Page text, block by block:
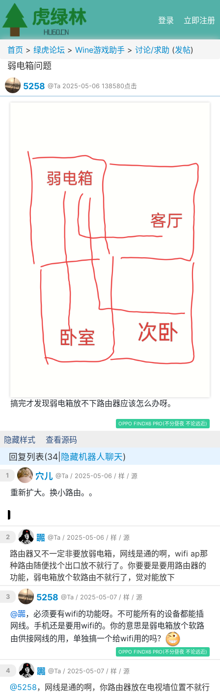
登录 立即注册
首页 > 绿虎论坛 > Wine游戏助手 > 讨论/求助 (发帖)
弱电箱问题
5258 @Ta 2025-05-06 138580点击
搞完才发现弱电箱放不下路由器应该怎么办呀。
OPPO FINDX6 PRO(不分昼夜 不论远近)
隐藏样式 查看源码
回复列表(34| 隐藏机器人聊天)
1 穴儿 @Ta / 2025-05-06 / 样 / 源
重新扩大。换小路由。。
2 嚻 @Ta / 2025-05-06 / 样 / 源
路由器又不一定非要放弱电箱，网线是通的啊，wifi ap那
种路由随便找个出口放不就行了。你要要是要用路由器的
功能，弱电箱放个软路由不就行了，觉对能放下
3 5258 @Ta / 2025-05-07 / 样 / 源
@嚻，必须要有wifi的功能呀。不可能所有的设备都能插
网线。手机还是要用wifi的。你的意思是弱电箱放个软路
由供接网线的用，单独搞一个给wifi用的吗？
OPPO FINDX6 PRO(不分昼夜 不论远近)
4 嚻 @Ta / 2025-05-07 / 样 / 源
@5258，网线是通的啊，你路由器放在电视墙位置不就行